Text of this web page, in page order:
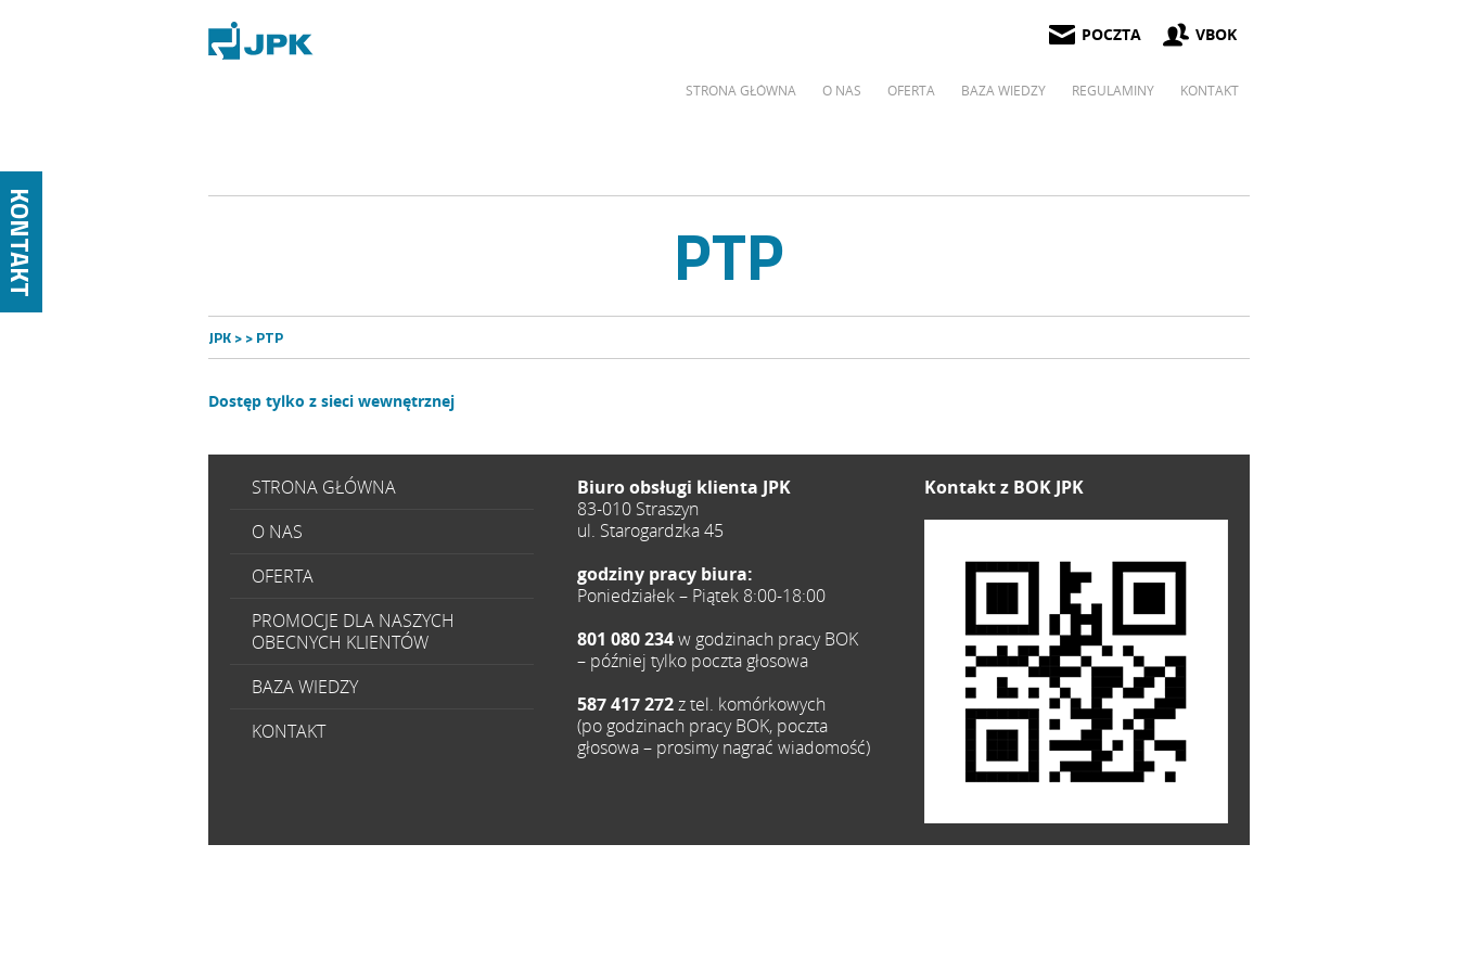
KONTAKT
POCZTA VBOK
STRONA GŁÓWNA O NAS OFERTA BAZA WIEDZY REGULAMINY KONTAKT
PTP
JPK> > PTP
Dostęp tylko z sieci wewnętrznej
STRONA GŁÓWNA
O NAS
OFERTA
PROMOCJE DLA NASZYCH
OBECNYCH KLIENTÓW
BAZA WIEDZY
KONTAKT
Biuro obsługi klienta JPK
83-010 Straszyn
ul. Starogardzka 45
godziny pracy biura:
Poniedziałek – Piątek 8:00-18:00
801 080 234w godzinach pracy BOK
– później tylko poczta głosowa
587 417 272z tel. komórkowych
(po godzinach pracy BOK, poczta
głosowa – prosimy nagrać wiadomość)
Kontakt z BOK JPK